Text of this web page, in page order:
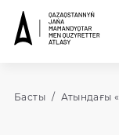
Басты Атындағы